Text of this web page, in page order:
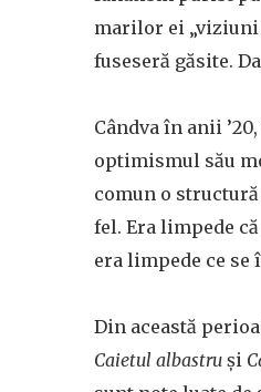
marilor ei „viziuni
fuseseră găsite.
Cândva în anii
optimismul său
comun o
fel. Era limpede
era limpede ce se
Din această
Caietul albastru și